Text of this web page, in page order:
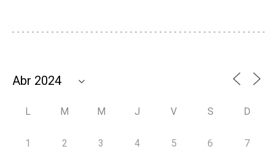
L M M J V S D
1 2 3 4 5 6 7